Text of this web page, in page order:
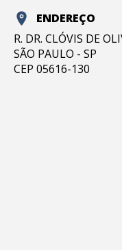
ENDEREÇO
R. DR. CLÓVIS DE
SÃO PAULO - SP
CEP 05616-130